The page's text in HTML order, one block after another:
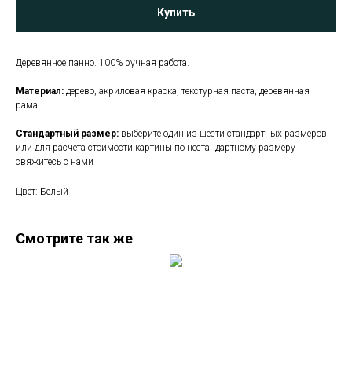
Купить
Деревянное панно. 100% ручная работа.
Материал: дерево, акриловая краска, текстурная паста, деревянная
рама.
Стандартный размер: выберите один из шести стандартных размеров
или для расчета стоимости картины по нестандартному размеру
свяжитесь с нами
Цвет: Белый
Смотрите так же